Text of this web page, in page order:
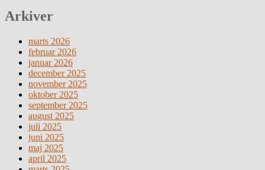
Arkiver
marts 2026
februar 2026
januar 2026
december 2025
november 2025
oktober 2025
september 2025
august 2025
juli 2025
juni 2025
maj 2025
april 2025